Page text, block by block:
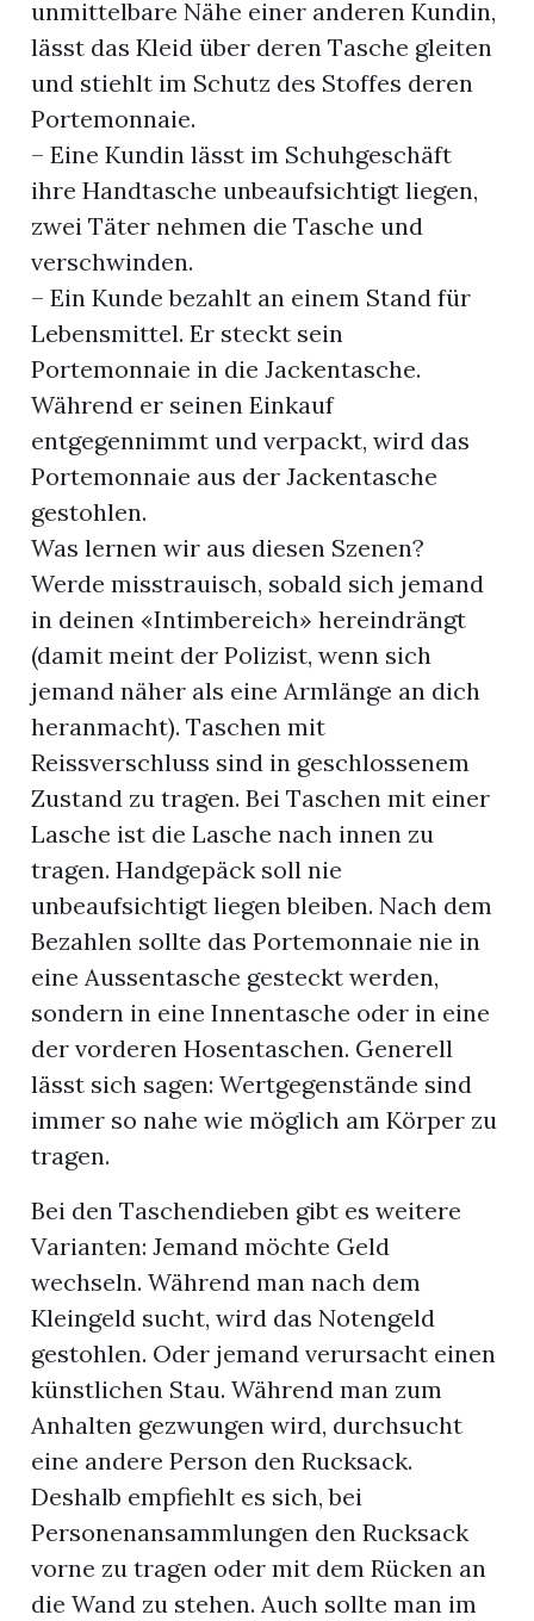
unmittelbare Nähe einer anderen Kundin,
lässt das Kleid über deren Tasche gleiten
und stiehlt im Schutz des Stoffes deren
Portemonnaie.
– Eine Kundin lässt im Schuhgeschäft
ihre Handtasche unbeaufsichtigt liegen,
zwei Täter nehmen die Tasche und
verschwinden.
– Ein Kunde bezahlt an einem Stand für
Lebensmittel. Er steckt sein
Portemonnaie in die Jackentasche.
Während er seinen Einkauf
entgegennimmt und verpackt, wird das
Portemonnaie aus der Jackentasche
gestohlen.
Was lernen wir aus diesen Szenen?
Werde misstrauisch, sobald sich jemand
in deinen «Intimbereich» hereindrängt
(damit meint der Polizist, wenn sich
jemand näher als eine Armlänge an dich
heranmacht). Taschen mit
Reissverschluss sind in geschlossenem
Zustand zu tragen. Bei Taschen mit einer
Lasche ist die Lasche nach innen zu
tragen. Handgepäck soll nie
unbeaufsichtigt liegen bleiben. Nach dem
Bezahlen sollte das Portemonnaie nie in
eine Aussentasche gesteckt werden,
sondern in eine Innentasche oder in eine
der vorderen Hosentaschen. Generell
lässt sich sagen: Wertgegenstände sind
immer so nahe wie möglich am Körper zu
tragen.
Bei den Taschendieben gibt es weitere
Varianten: Jemand möchte Geld
wechseln. Während man nach dem
Kleingeld sucht, wird das Notengeld
gestohlen. Oder jemand verursacht einen
künstlichen Stau. Während man zum
Anhalten gezwungen wird, durchsucht
eine andere Person den Rucksack.
Deshalb empfiehlt es sich, bei
Personenansammlungen den Rucksack
vorne zu tragen oder mit dem Rücken an
die Wand zu stehen. Auch sollte man im